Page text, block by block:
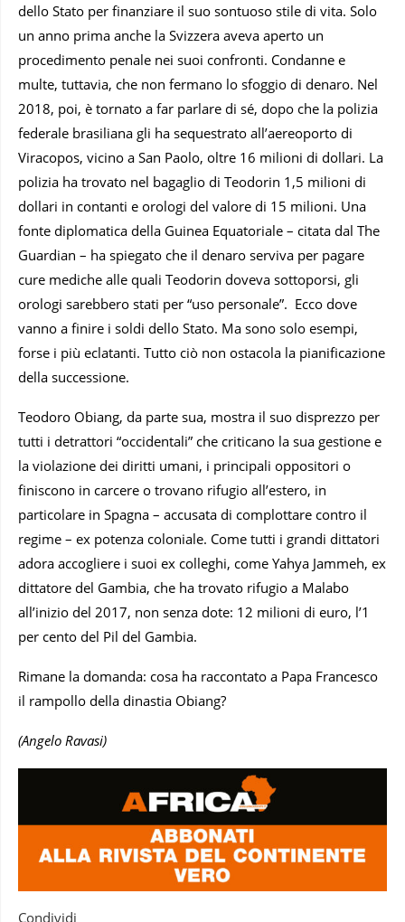
dello Stato per finanziare il suo sontuoso stile di vita. Solo
un anno prima anche la Svizzera aveva aperto un
procedimento penale nei suoi confronti. Condanne e
multe, tuttavia, che non fermano lo sfoggio di denaro. Nel
2018, poi, è tornato a far parlare di sé, dopo che la polizia
federale brasiliana gli ha sequestrato all’aereoporto di
Viracopos, vicino a San Paolo, oltre 16 milioni di dollari. La
polizia ha trovato nel bagaglio di Teodorin 1,5 milioni di
dollari in contanti e orologi del valore di 15 milioni. Una
fonte diplomatica della Guinea Equatoriale – citata dal The
Guardian – ha spiegato che il denaro serviva per pagare
cure mediche alle quali Teodorin doveva sottoporsi, gli
orologi sarebbero stati per “uso personale”. Ecco dove
vanno a finire i soldi dello Stato. Ma sono solo esempi,
forse i più eclatanti. Tutto ciò non ostacola la pianificazione
della successione.
Teodoro Obiang, da parte sua, mostra il suo disprezzo per
tutti i detrattori “occidentali” che criticano la sua gestione e
la violazione dei diritti umani, i principali oppositori o
finiscono in carcere o trovano rifugio all’estero, in
particolare in Spagna – accusata di complottare contro il
regime – ex potenza coloniale. Come tutti i grandi dittatori
adora accogliere i suoi ex colleghi, come Yahya Jammeh, ex
dittatore del Gambia, che ha trovato rifugio a Malabo
all’inizio del 2017, non senza dote: 12 milioni di euro, l’1
per cento del Pil del Gambia.
Rimane la domanda: cosa ha raccontato a Papa Francesco
il rampollo della dinastia Obiang?
(Angelo Ravasi)
Condividi